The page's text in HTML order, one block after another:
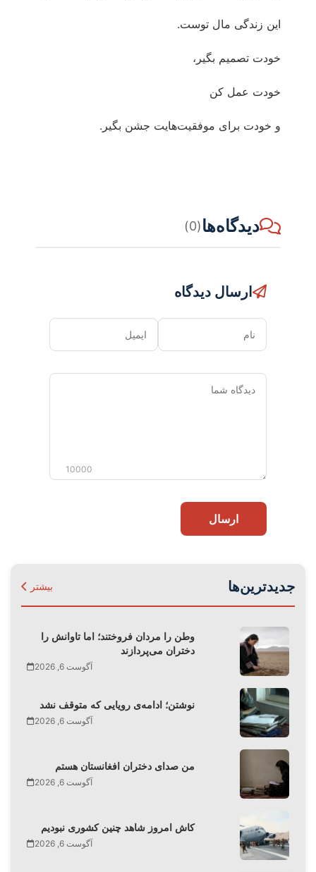
این زندگی مال توست.
خودت تصمیم بگیر،
خودت عمل کن
و خودت برای موفقیت‌هایت جشن بگیر.
دیدگاه‌ها(0)
ارسال دیدگاه
نام ایمیل
دیدگاه
10000
ارسال
جدیدترین‌ها بیشتر
وطن را مردان فروختند؛ اما تاوانش را
دختران می‌پردازند
آگوست 6, 2026
نوشتن؛ ادامه‌ی رویایی که متوقف نشد
آگوست 6, 2026
من صدای دختران افغانستان هستم
آگوست 6, 2026
کاش امروز شاهد چنین کشوری نبودیم
آگوست 6, 2026